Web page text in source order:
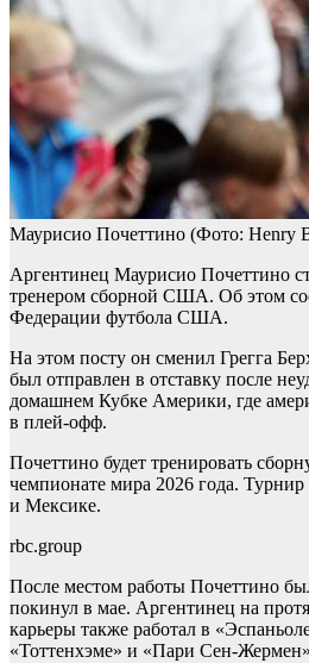
Маурисио Почеттино (Фото: Henry
Аргентинец Маурисио Почеттино
тренером сборной США. Об этом
Федерации футбола США.
На этом посту он сменил Грегга
был отправлен в отставку после
домашнем Кубке Америки, где
в плей-офф.
Почеттино будет тренировать
чемпионате мира 2026 года.
и Мексике.
rbc.group
После местом работы Почеттино
покинул в мае. Аргентинец на
карьеры также работал в
«Тоттенхэме» и «Пари Сен-